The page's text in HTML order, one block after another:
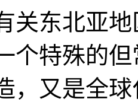
关东北亚
个特殊的
，又是全